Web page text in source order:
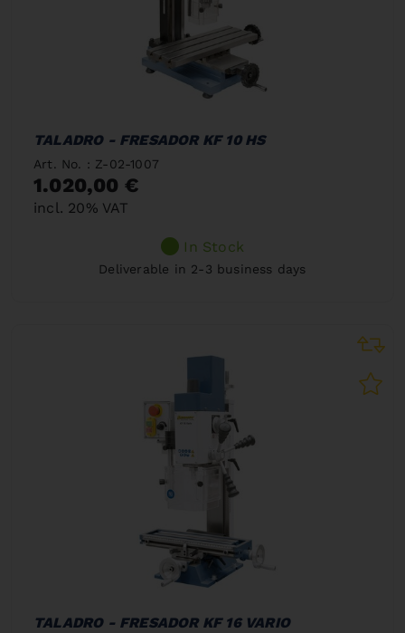
TALADRO - FRESADOR KF 10 HS
Art. No. : Z-02-1007
1.020,00 €
incl. 20% VAT
In Stock
Deliverable in 2-3 business days
TALADRO - FRESADOR KF 16 VARIO